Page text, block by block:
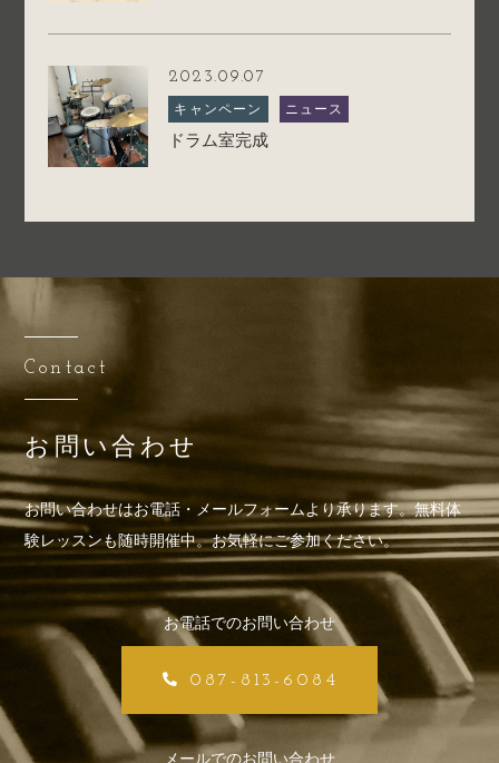
2023.09.07
キャンペーン ニュース
ドラム室完成
Contact
お問い合わせ
お問い合わせはお電話・メールフォームより承ります。無料体
験レッスンも随時開催中。お気軽にご参加ください。
お電話でのお問い合わせ
087-813-6084
メールでのお問い合わせ